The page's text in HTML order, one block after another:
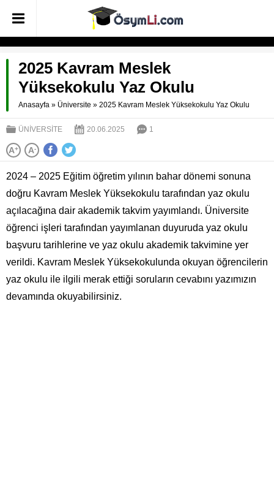
2025 Kavram Meslek
Yüksekokulu Yaz Okulu
Anasayfa » Üniversite » 2025 Kavram Meslek Yüksekokulu Yaz Okulu
ÜNIVERSITE 20.06.2025 1
A+ A-
2024 – 2025 Eğitim öğretim yılının bahar dönemi sonuna
doğru Kavram Meslek Yüksekokulu tarafından yaz okulu
açılacağına dair akademik takvim yayımlandı. Üniversite
öğrenci işleri tarafından yayımlanan duyuruda yaz okulu
başvuru tarihlerine ve yaz okulu akademik takvimine yer
verildi. Kavram Meslek Yüksekokulunda okuyan öğrencilerin
yaz okulu ile ilgili merak ettiği soruların cevabını yazımızın
devamında okuyabilirsiniz.